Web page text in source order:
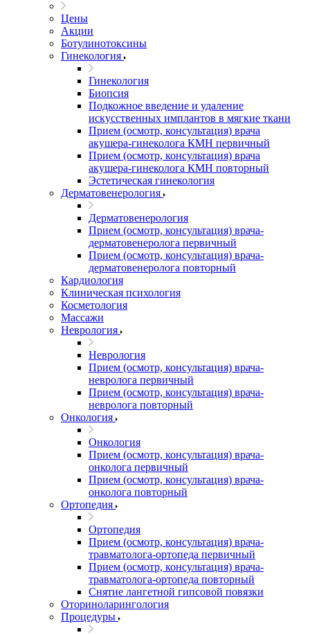
Цены
Акции
Ботулинотоксины
Гинекология
Гинекология
Биопсия
Подкожное введение и удаление
искусственных имплантов в мягкие ткани
Прием (осмотр, консультация) врача
акушера-гинеколога КМН первичный
Прием (осмотр, консультация) врача
акушера-гинеколога КМН повторный
Эстетическая гинекология
Дерматовенерология
Дерматовенерология
Прием (осмотр, консультация) врача-
дерматовенеролога первичный
Прием (осмотр, консультация) врача-
дерматовенеролога повторный
Кардиология
Клиническая психология
Косметология
Массажи
Неврология
Неврология
Прием (осмотр, консультация) врача-
невролога первичный
Прием (осмотр, консультация) врача-
невролога повторный
Онкология
Онкология
Прием (осмотр, консультация) врача-
онколога первичный
Прием (осмотр, консультация) врача-
онколога повторный
Ортопедия
Ортопедия
Прием (осмотр, консультация) врача-
травматолога-ортопеда первичный
Прием (осмотр, консультация) врача-
травматолога-ортопеда повторный
Снятие лангетной гипсовой повязки
Оториноларингология
Процедуры